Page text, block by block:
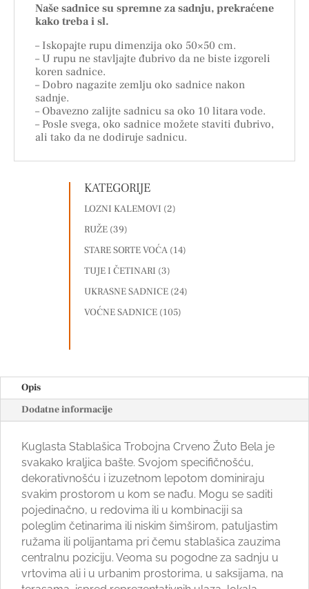
Naše sadnice su spremne za sadnju, prekraćene
kako treba i sl.
– Iskopajte rupu dimenzija oko 50×50 cm.
– U rupu ne stavljajte đubrivo da ne biste izgoreli
koren sadnice.
– Dobro nagazite zemlju oko sadnice nakon
sadnje.
– Obavezno zalijte sadnicu sa oko 10 litara vode.
– Posle svega, oko sadnice možete staviti đubrivo,
ali tako da ne dodiruje sadnicu.
KATEGORIJE
LOZNI KALEMOVI (2)
RUŽE (39)
STARE SORTE VOĆA (14)
TUJE I ČETINARI (3)
UKRASNE SADNICE (24)
VOĆNE SADNICE (105)
Opis
Dodatne informacije
Kuglasta Stablašica Trobojna Crveno Žuto Bela je
svakako kraljica bašte. Svojom specifičnošću,
dekorativnošću i izuzetnom lepotom dominiraju
svakim prostorom u kom se nađu. Mogu se saditi
pojedinačno, u redovima ili u kombinaciji sa
poleglim četinarima ili niskim šimširom, patuljastim
ružama ili polijantama pri čemu stablašica zauzima
centralnu poziciju. Veoma su pogodne za sadnju u
vrtovima ali i u urbanim prostorima, u saksijama, na